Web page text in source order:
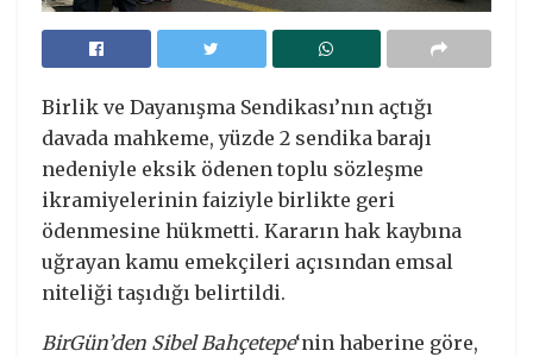
Birlik ve Dayanışma Sendikası’nın açtığı
davada mahkeme, yüzde 2 sendika barajı
nedeniyle eksik ödenen toplu sözleşme
ikramiyelerinin faiziyle birlikte geri
ödenmesine hükmetti. Kararın hak kaybına
uğrayan kamu emekçileri açısından emsal
niteliği taşıdığı belirtildi.
BirGün’den Sibel Bahçetepe‘nin haberine göre,